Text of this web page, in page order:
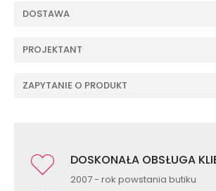
DOSTAWA
PROJEKTANT
ZAPYTANIE O PRODUKT
DOSKONAŁA OBSŁUGA
2007 - rok powstania butiku